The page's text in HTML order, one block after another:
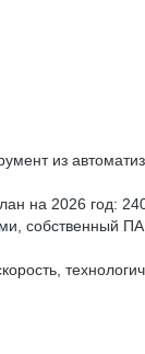
из
на 2026 год: 240
собственный